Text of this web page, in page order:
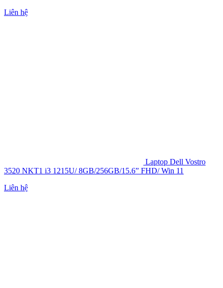
Liên hệ
Laptop Dell Vostro
3520 NKT1 i3 1215U/ 8GB/256GB/15.6” FHD/ Win 11
Liên hệ